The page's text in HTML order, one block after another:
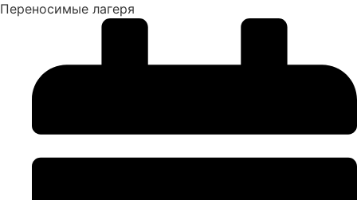
Переносимые лагеря